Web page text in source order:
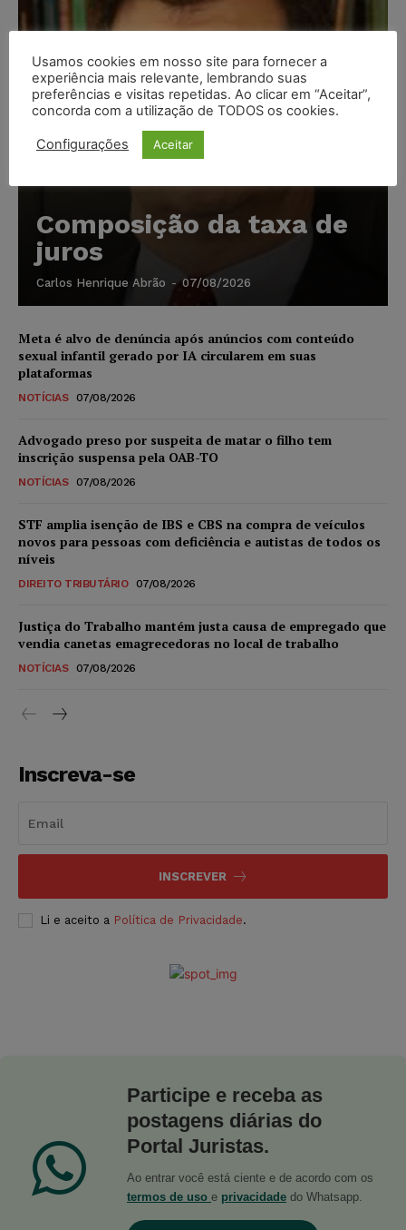
Composição da taxa de
juros
Carlos Henrique Abrão - 07/08/2026
Meta é alvo de denúncia após anúncios com conteúdo
sexual infantil gerado por IA circularem em suas
plataformas
NOTÍCIAS 07/08/2026
Advogado preso por suspeita de matar o filho tem
inscrição suspensa pela OAB-TO
NOTÍCIAS 07/08/2026
STF amplia isenção de IBS e CBS na compra de veículos
novos para pessoas com deficiência e autistas de todos os
níveis
DIREITO TRIBUTÁRIO 07/08/2026
Justiça do Trabalho mantém justa causa de empregado que
vendia canetas emagrecedoras no local de trabalho
NOTÍCIAS 07/08/2026
Inscreva-se
INSCREVER
Li e aceito a Política de Privacidade.
Participe e receba as
postagens diárias do
Portal Juristas.
Ao entrar você está ciente e de acordo com os
termos de uso e privacidade do Whatsapp.
Usamos cookies em nosso site para fornecer a
experiência mais relevante, lembrando suas
preferências e visitas repetidas. Ao clicar em “Aceitar”,
concorda com a utilização de TODOS os cookies.
Configurações Aceitar